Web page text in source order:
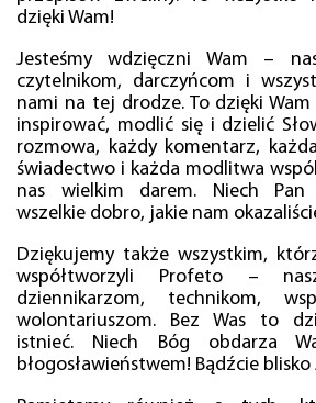
dzięki Wam!
Jesteśmy wdzięczni Wam –
czytelnikom, darczyńcom i
nami na tej drodze. To dzięki
inspirować, modlić się i dzielić
rozmowa, każdy komentarz,
świadectwo i każda modlitwa
nas wielkim darem. Niech Pan
wszelkie dobro, jakie nam
Dziękujemy także wszystkim,
współtworzyli Profeto –
dziennikarzom, technikom,
wolontariuszom. Bez Was to
istnieć. Niech Bóg obdarza
błogosławieństwem! Bądźcie blisko